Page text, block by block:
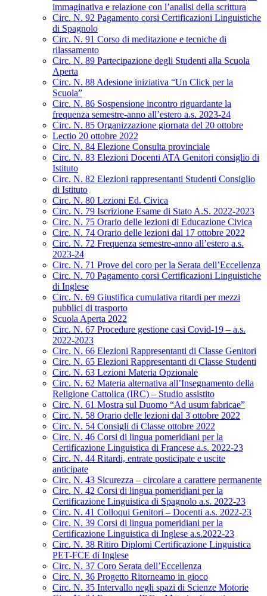
immaginativa e relazione con l’analisi della scrittura
Circ. N. 92 Pagamento corsi Certificazioni Linguistiche
di Spagnolo
Circ. N. 91 Corso di meditazione e tecniche di
rilassamento
Circ. N. 89 Partecipazione degli Studenti alla Scuola
Aperta
Circ. N. 88 Adesione iniziativa “Un Click per la
Scuola”
Circ. N. 86 Sospensione incontro riguardante la
frequenza semestre-anno all’estero a.s. 2023-24
Circ. N. 85 Organizzazione giornata del 20 ottobre
Lectio 20 ottobre 2022
Circ. N. 84 Elezione Consulta provinciale
Circ. N. 83 Elezioni Docenti ATA Genitori consiglio di
Istituto
Circ. N. 82 Elezioni rappresentanti Studenti Consiglio
di Istituto
Circ. N. 80 Lezioni Ed. Civica
Circ. N. 79 Iscrizione Esame di Stato A.S. 2022-2023
Circ. N. 75 Orario delle lezioni di Educazione Civica
Circ. N. 74 Orario delle lezioni dal 17 ottobre 2022
Circ. N. 72 Frequenza semestre-anno all’estero a.s.
2023-24
Circ. N. 71 Prove del coro per la Serata dell’Eccellenza
Circ. N. 70 Pagamento corsi Certificazioni Linguistiche
di Inglese
Circ. N. 69 Giustifica cumulativa ritardi per mezzi
pubblici di trasporto
Scuola Aperta 2022
Circ. N. 67 Procedure gestione casi Covid-19 – a.s.
2022-2023
Circ. N. 66 Elezioni Rappresentanti di Classe Genitori
Circ. N. 65 Elezioni Rappresentanti di Classe Studenti
Circ. N. 63 Lezioni Materia Opzionale
Circ. N. 62 Materia alternativa all’Insegnamento della
Religione Cattolica (IRC) – Studio assistito
Circ. N. 61 Mostra sul Duomo “Ad usum fabricae”
Circ. N. 58 Orario delle lezioni dal 3 ottobre 2022
Circ. N. 54 Consigli di Classe ottobre 2022
Circ. N. 46 Corsi di lingua pomeridiani per la
Certificazione Linguistica di Francese a.s. 2022-23
Circ. N. 44 Ritardi, entrate posticipate e uscite
anticipate
Circ. N. 43 Sicurezza – circolare a carattere permanente
Circ. N. 42 Corsi di lingua pomeridiani per la
Certificazione Linguistica di Spagnolo a.s. 2022-23
Circ. N. 41 Colloqui Genitori – Docenti a.s. 2022-23
Circ. N. 39 Corsi di lingua pomeridiani per la
Certificazione Linguistica di Inglese a.s.2022-23
Circ. N. 38 Ritiro Diplomi Certificazione Linguistica
PET-FCE di Inglese
Circ. N. 37 Coro Serata dell’Eccellenza
Circ. N. 36 Progetto Ritorneamo in gioco
Circ. N. 35 Intervallo negli spazi di Scienze Motorie